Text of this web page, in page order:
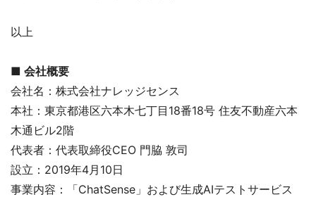
以上
■ 会社概要
会社名：株式会社ナレッジセンス
本社：東京都港区六本木七丁目18番18号 住友不動産六本
木通ビル2階
代表者：代表取締役CEO 門脇 敦司
設立：2019年4月10日
事業内容：「ChatSense」および生成AIテストサービス